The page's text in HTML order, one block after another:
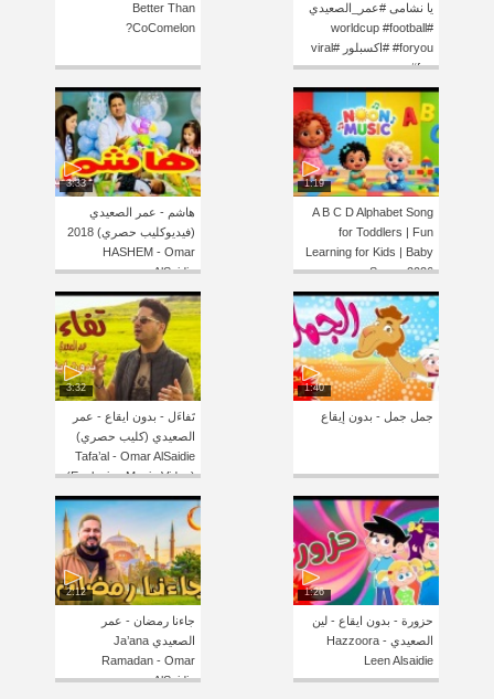
يا نشامى #عمر_الصعيدي
#worldcup #football
#foryou #اكسبلور #viral
#fyp
Better Than
CoComelon?
1:19
A B C D Alphabet Song
for Toddlers | Fun
Learning for Kids | Baby
Songs 2026
3:33
هاشم - عمر الصعيدي
(فيديوكليب حصري) 2018
HASHEM - Omar
AlSaidie
1:40
جمل جمل - بدون إيقاع
3:32
تَفاءَل - بدون ايقاع - عمر
الصعيدي (كليب حصري)
Tafa’al - Omar AlSaidie
(Exclusive Music Video)
1:26
حزورة - بدون ايقاع - لين
الصعيدي Hazzoora -
Leen Alsaidie
2:12
جاءنا رمضان - عمر
الصعيدي Ja’ana
Ramadan - Omar
AlSaidie